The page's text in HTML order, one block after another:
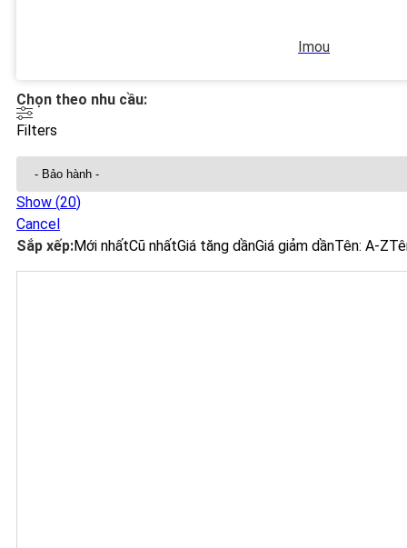
Imou
Chọn theo nhu cầu:
Filters
Show (20)
Cancel
Sắp xếp:Mới nhấtCũ nhấtGiá tăng dầnGiá giảm dầnTên: A-Z